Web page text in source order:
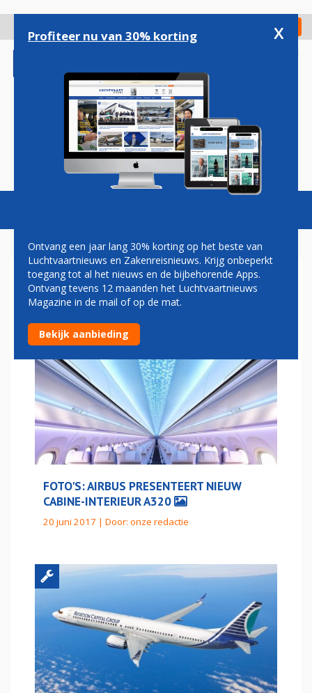
gaan
Check in
Magazine Podcasts Vacatures
PARIS AIR SHOW 2017
FOTO'S: AIRBUS PRESENTEERT NIEUW
CABINE-INTERIEUR A320
20 juni 2017 | Door: onze redactie
Profiteer nu van 30% korting x
Ontvang een jaar lang 30% korting op het beste van
Luchtvaartnieuws en Zakenreisnieuws. Krijg onbeperkt
toegang tot al het nieuws en de bijbehorende Apps.
Ontvang tevens 12 maanden het Luchtvaartnieuws
Magazine in de mail of op de mat.
Bekijk aanbieding